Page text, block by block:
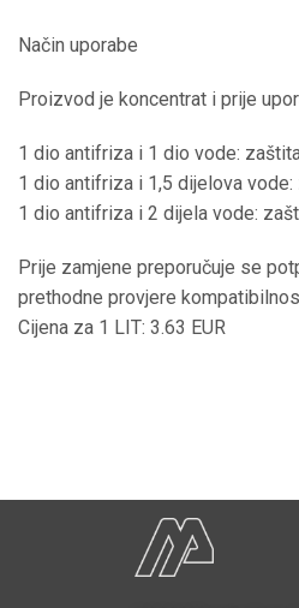
Način uporabe
Proizvod je koncentrat i prije
1 dio antifriza i 1 dio vode:
1 dio antifriza i 1,5 dijelova
1 dio antifriza i 2 dijela vode:
Prije zamjene preporučuje se
prethodne provjere
Cijena za 1 LIT: 3.63 EUR